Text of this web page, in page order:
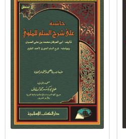
ini
memiliki
beberapa
varian.
Pilihan
dapat
diambil
di
halaman
produk